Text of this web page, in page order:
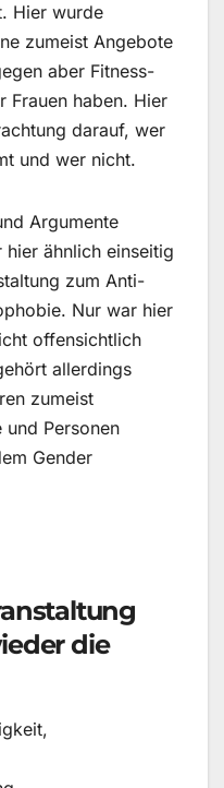
Hier wurde
zumeist Angebote
aber Fitness-
Frauen haben. Hier
darauf, wer
und wer nicht.
Argumente
ähnlich einseitig
zum Anti-
Nur war hier
offensichtlich
allerdings
zumeist
und Personen
Gender
die